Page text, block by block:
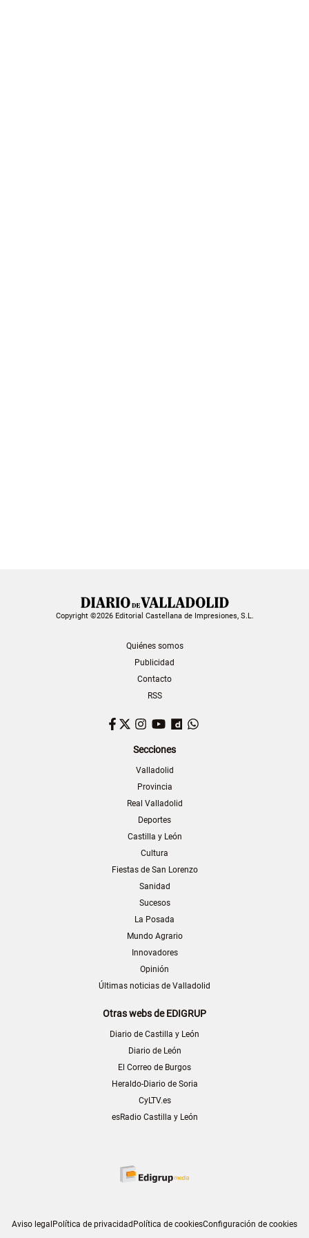
Copyright ©2026 Editorial Castellana de Impresiones, S.L.
Quiénes somos
Publicidad
Contacto
RSS
Facebook
TwitterInstagram
YouTubeDailymotion
Secciones
Valladolid
Provincia
Real Valladolid
Deportes
Castilla y León
Cultura
Fiestas de San Lorenzo
Sanidad
Sucesos
La Posada
Mundo Agrario
Innovadores
Opinión
Últimas noticias de Valladolid
Otras webs de EDIGRUP
Diario de Castilla y León
Diario de León
El Correo de Burgos
Heraldo-Diario de Soria
CyLTV.es
esRadio Castilla y León
Aviso legal Política de privacidad Política de cookiesConfiguración de cookies